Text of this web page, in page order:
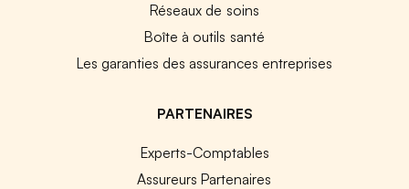
Réseaux de soins
Boîte à outils santé
Les garanties des assurances entreprises
PARTENAIRES
Experts-Comptables
Assureurs Partenaires